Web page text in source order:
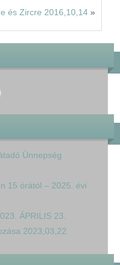
és Zircre 2016,10,14 »
Ünnepség
15 órától – 2025. évi
ÁPRILIS 23.
2023,03,22